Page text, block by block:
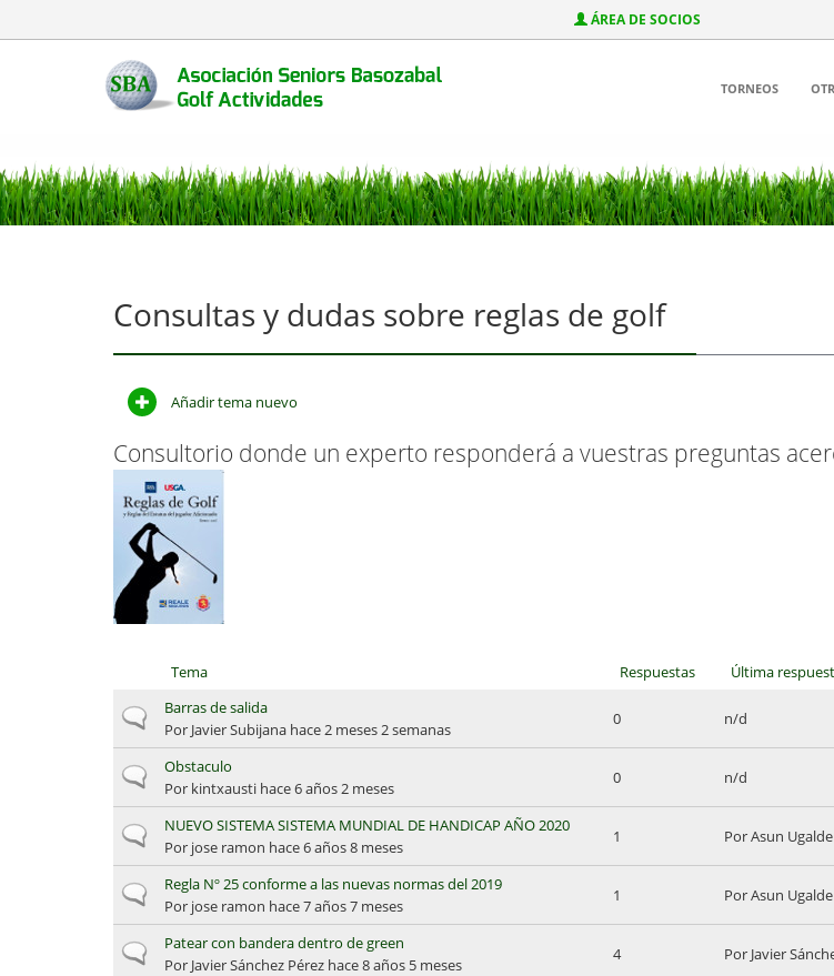
ÁREA DE SOCIOS
TORNEOS
Consultas y dudas sobre reglas de golf
Añadir tema nuevo
Consultorio donde un experto responderá a vuestras preguntas
Tema Respuestas Última
Discusión normal
Barras de salida
Por Javier Subijanahace 2 meses 2 semanas
0 n/d
Discusión normal
Obstaculo
Por kintxaustihace 6 años 2 meses
0 n/d
Discusión normal
NUEVO SISTEMA SISTEMA MUNDIAL DE HANDICAP AÑO 2020
Por jose ramon hace 6 años 8 meses
1 PorAsun
Discusión normal
Regla Nº 25 conforme a las nuevas normas del 2019
Por jose ramon hace 7 años 7 meses
1 PorAsun
Discusión normal
Patear con bandera dentro de green
Por Javier Sánchez Pérezhace 8 años 5 meses
4 Por Javier